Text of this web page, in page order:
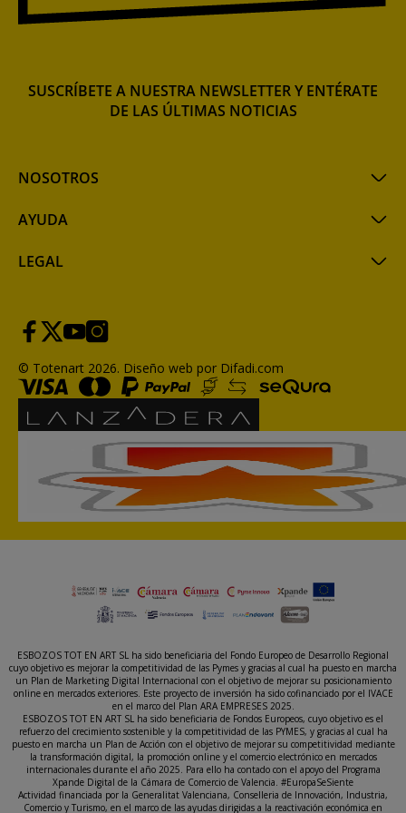
NOSOTROS
AYUDA
LEGAL
SUSCRÍBETE A NUESTRA NEWSLETTER Y ENTÉRATE
DE LAS ÚLTIMAS NOTICIAS
© Totenart 2026. Diseño web por Difadi.com
ESBOZOS TOT EN ART SL ha sido beneficiaria del Fondo Europeo de Desarrollo Regional
cuyo objetivo es mejorar la competitividad de las Pymes y gracias al cual ha puesto en marcha
un Plan de Marketing Digital Internacional con el objetivo de mejorar su posicionamiento
online en mercados exteriores. Este proyecto de inversión ha sido cofinanciado por el IVACE
en el marco del Plan ARA EMPRESES 2025.
ESBOZOS TOT EN ART SL ha sido beneficiaria de Fondos Europeos, cuyo objetivo es el
refuerzo del crecimiento sostenible y la competitividad de las PYMES, y gracias al cual ha
puesto en marcha un Plan de Acción con el objetivo de mejorar su competitividad mediante
la transformación digital, la promoción online y el comercio electrónico en mercados
internacionales durante el año 2025. Para ello ha contado con el apoyo del Programa
Xpande Digital de la Cámara de Comercio de Valencia. #EuropaSeSiente
Actividad financiada por la Generalitat Valenciana, Conselleria de Innovación, Industria,
Comercio y Turismo, en el marco de las ayudas dirigidas a la reactivación económica en